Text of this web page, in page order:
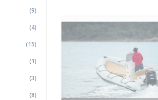
(9)
(4)
(15)
(1)
(3)
(8)